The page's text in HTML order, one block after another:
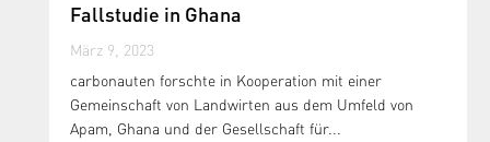
Fallstudie in Ghana
März 9, 2023
carbonauten forschte in Kooperation mit einer
Gemeinschaft von Landwirten aus dem Umfeld von
Apam, Ghana und der Gesellschaft für...